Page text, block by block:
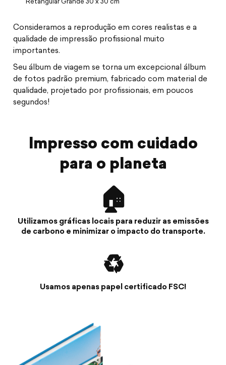
Consideramos a reprodução em cores realistas e a
qualidade de impressão profissional muito
importantes.
Seu álbum de viagem se torna um excepcional álbum
de fotos padrão premium, fabricado com material de
qualidade, projetado por profissionais, em poucos
segundos!
Impresso com cuidado
para o planeta
🏠
Utilizamos gráficas locais para reduzir as emissões
de carbono e minimizar o impacto do transporte.
♻️
Usamos apenas papel certificado FSC!